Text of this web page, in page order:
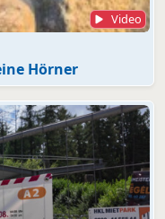
Video
Hörner